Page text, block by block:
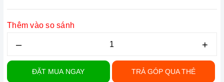
Thêm vào so sánh
– +
ĐẶT MUA NGAY TRẢ GÓP QUA THẺ